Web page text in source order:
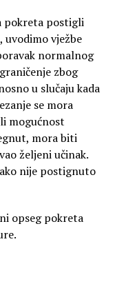
pokreta postigli
uvodimo vježbe
normalnog
zbog
u slučaju kada
se mora
mogućnost
mora biti
željeni učinak.
nije postignuto
opseg pokreta